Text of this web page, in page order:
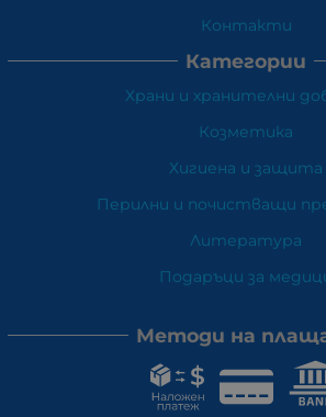
Контакти
Категории
Храни и хранителни
Козметика
Хигиена и защита
Перилни и почистващи
Литература
Подаръци за
Методи на